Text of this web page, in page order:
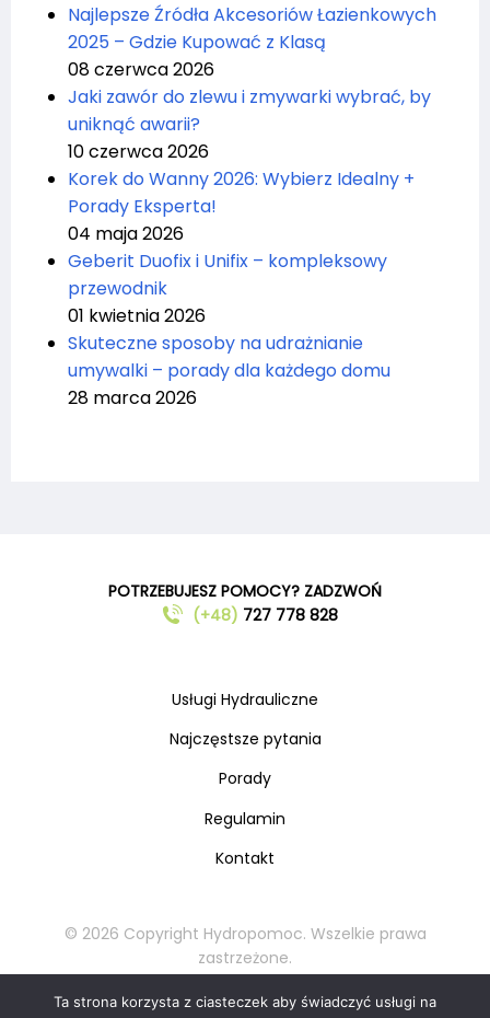
Najlepsze Źródła Akcesoriów Łazienkowych
2025 – Gdzie Kupować z Klasą
08 czerwca 2026
Jaki zawór do zlewu i zmywarki wybrać, by
uniknąć awarii?
10 czerwca 2026
Korek do Wanny 2026: Wybierz Idealny +
Porady Eksperta!
04 maja 2026
Geberit Duofix i Unifix – kompleksowy
przewodnik
01 kwietnia 2026
Skuteczne sposoby na udrażnianie
umywalki – porady dla każdego domu
28 marca 2026
POTRZEBUJESZ POMOCY? ZADZWOŃ
(+48) 727 778 828
Usługi Hydrauliczne
Najczęstsze pytania
Porady
Regulamin
Kontakt
© 2026 Copyright Hydropomoc. Wszelkie prawa
zastrzeżone.
zabronione.
Ta strona korzysta z ciasteczek aby świadczyć usługi na